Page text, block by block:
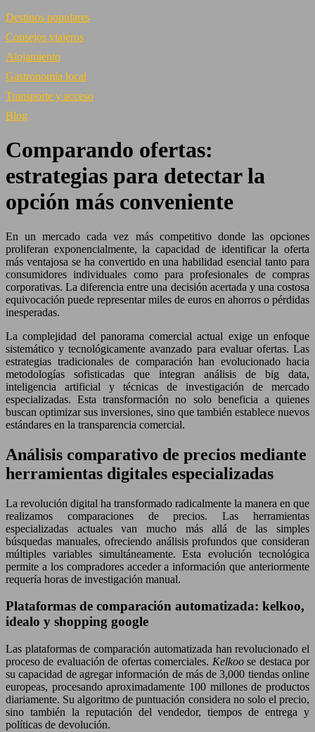
Destinos populares
Consejos viajeros
Alojamiento
Gastronomía local
Transporte y acceso
Blog
Comparando ofertas:
estrategias para detectar la
opción más conveniente
En un mercado cada vez más competitivo donde las opciones
proliferan exponencialmente, la capacidad de identificar la oferta
más ventajosa se ha convertido en una habilidad esencial tanto para
consumidores individuales como para profesionales de compras
corporativas. La diferencia entre una decisión acertada y una costosa
equivocación puede representar miles de euros en ahorros o pérdidas
inesperadas.
La complejidad del panorama comercial actual exige un enfoque
sistemático y tecnológicamente avanzado para evaluar ofertas. Las
estrategias tradicionales de comparación han evolucionado hacia
metodologías sofisticadas que integran análisis de big data,
inteligencia artificial y técnicas de investigación de mercado
especializadas. Esta transformación no solo beneficia a quienes
buscan optimizar sus inversiones, sino que también establece nuevos
estándares en la transparencia comercial.
Análisis comparativo de precios mediante
herramientas digitales especializadas
La revolución digital ha transformado radicalmente la manera en que
realizamos comparaciones de precios. Las herramientas
especializadas actuales van mucho más allá de las simples
búsquedas manuales, ofreciendo análisis profundos que consideran
múltiples variables simultáneamente. Esta evolución tecnológica
permite a los compradores acceder a información que anteriormente
requería horas de investigación manual.
Plataformas de comparación automatizada: kelkoo,
idealo y shopping google
Las plataformas de comparación automatizada han revolucionado el
proceso de evaluación de ofertas comerciales. Kelkoose destaca por
su capacidad de agregar información de más de 3,000 tiendas online
europeas, procesando aproximadamente 100 millones de productos
diariamente. Su algoritmo de puntuación considera no solo el precio,
sino también la reputación del vendedor, tiempos de entrega y
políticas de devolución.